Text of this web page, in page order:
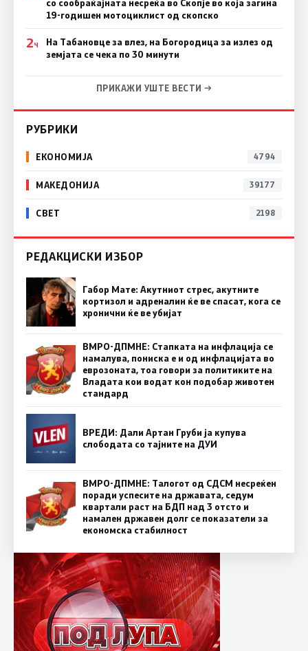
со сообраќајната несреќа во Скопје во која загина
19-годишен мотоциклист од скопско
2Ч
На Табановце за влез, на Богородица за излез од
земјата се чека по 30 минути
ПРИКАЖИ УШТЕ ВЕСТИ →
РУБРИКИ
ЕКОНОМИЈА 4794
МАКЕДОНИЈА 39177
СВЕТ 2198
РЕДАКЦИСКИ ИЗБОР
Габор Мате: Акутниот стрес, акутните
кортизол и адреналин ќе ве спасат, кога се
хронични ќе ве убијат
ВМРО-ДПМНЕ: Стапката на инфлација се
намалува, пониска е и од инфлацијата во
еврозоната, тоа говори за политиките на
Владата кои водат кон подобар животен
стандард
ВРЕДИ: Дали Артан Груби ја купува
слободата со тајните на ДУИ
ВМРО-ДПМНЕ: Талогот од СДСМ несреќен
поради успесите на државата, седум
квартали раст на БДП над 3 отсто и
намален државен долг се показатели за
економска стабилност